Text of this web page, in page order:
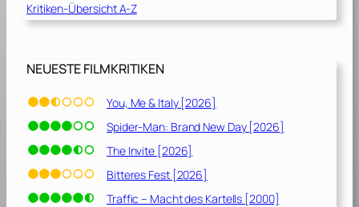
8
9
Kritiken-Übersicht A-Z
NEUESTE FILMKRITIKEN
You, Me & Italy [2026]
Spider-Man: Brand New Day [2026]
The Invite [2026]
Bitteres Fest [2026]
Traffic – Macht des Kartells [2000]